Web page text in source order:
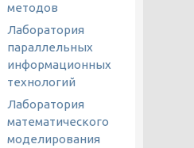
методов
Лаборатория
параллельных
информационных
технологий
Лаборатория
математического
моделирования